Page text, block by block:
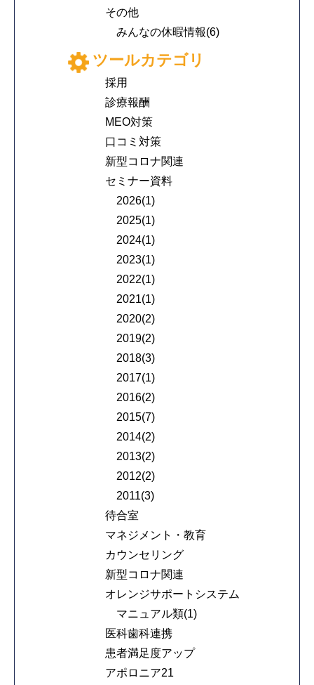
その他
みんなの休暇情報(6)
ツールカテゴリ
採用
診療報酬
MEO対策
口コミ対策
新型コロナ関連
セミナー資料
2026(1)
2025(1)
2024(1)
2023(1)
2022(1)
2021(1)
2020(2)
2019(2)
2018(3)
2017(1)
2016(2)
2015(7)
2014(2)
2013(2)
2012(2)
2011(3)
待合室
マネジメント・教育
カウンセリング
新型コロナ関連
オレンジサポートシステム
マニュアル類(1)
医科歯科連携
患者満足度アップ
アポロニア21